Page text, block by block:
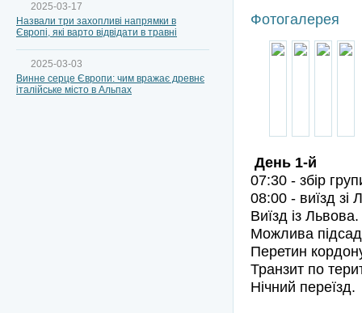
Фотогалерея
День 1-й
07:30 - збір
08:00 - виїзд зі
Виїзд із Львова.
Можлива
Перетин
Транзит по
Нічний переїзд.
2025-03-17
Назвали три захопливі напрямки в
Європі, які варто відвідати в травні
2025-03-03
Винне серце Європи: чим вражає древнє
італійське місто в Альпах